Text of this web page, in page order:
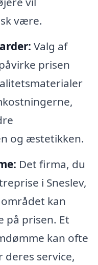
være.
Valg af
prisen
og æstetikken.
Det firma, du
i Sneslev,
kan
på prisen. Et
kan ofte
service,